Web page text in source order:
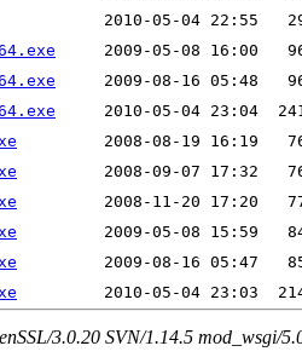
3.0.20 SVN/1.14.5 mod_wsgi/